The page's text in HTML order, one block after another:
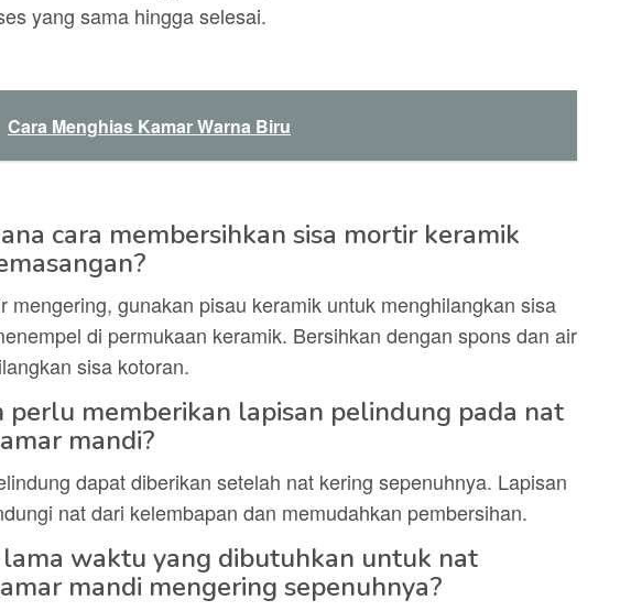
yang sama hingga selesai.
Cara Menghias Kamar Warna Biru
cara membersihkan sisa mortir keramik
mengering, gunakan pisau keramik untuk menghilangkan sisa
di permukaan keramik. Bersihkan dengan spons dan air
sisa kotoran.
perlu memberikan lapisan pelindung pada nat
mandi?
dapat diberikan setelah nat kering sepenuhnya. Lapisan
nat dari kelembapan dan memudahkan pembersihan.
lama waktu yang dibutuhkan untuk nat
mandi mengering sepenuhnya?